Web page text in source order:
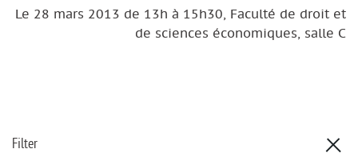
Filter
Le 28 mars 2013 de 13h à 15h30, Faculté de droit et
de sciences économiques, salle C